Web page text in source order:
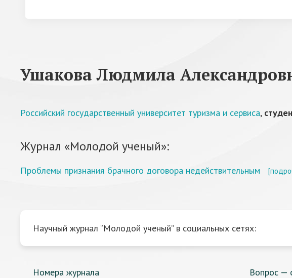
Ушакова Людмила
Российский государственный университет туризма и сервиса,
Журнал «Молодой ученый»:
Проблемы признания брачного договора недействительным
Научный журнал “Молодой ученый” в социальных сетях:
Номера журнала Вопрос —